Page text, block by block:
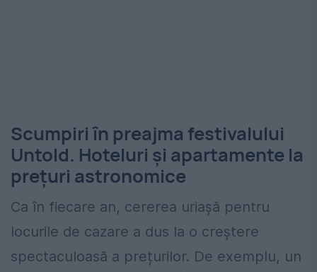
Scumpiri în preajma festivalului
Untold. Hoteluri și apartamente la
prețuri astronomice
Ca în fiecare an, cererea uriașă pentru
locurile de cazare a dus la o creștere
spectaculoasă a prețurilor. De exemplu, un